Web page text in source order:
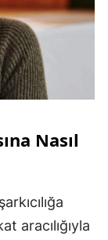
Nasıl
aracılığıyla